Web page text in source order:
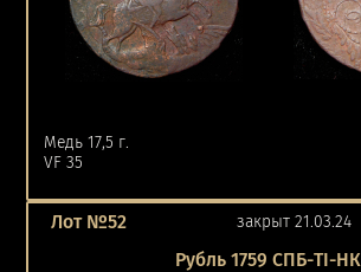
Медь 17,5 г.
VF 35
Лот №52 закрыт 21.03.24
Рубль 1759 СПБ-ТI-НК